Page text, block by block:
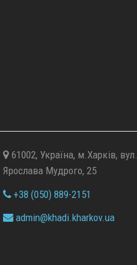
61002, Україна, м.Харків, вул.
Ярослава Мудрого, 25
+38 (050) 889-2151
admin@khadi.kharkov.ua